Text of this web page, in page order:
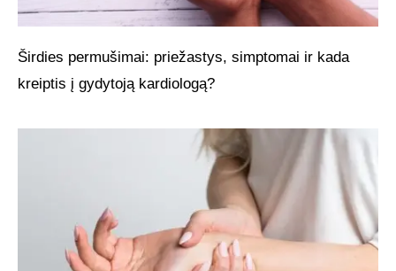
Širdies permušimai: priežastys, simptomai ir kada
kreiptis į gydytoją kardiologą?